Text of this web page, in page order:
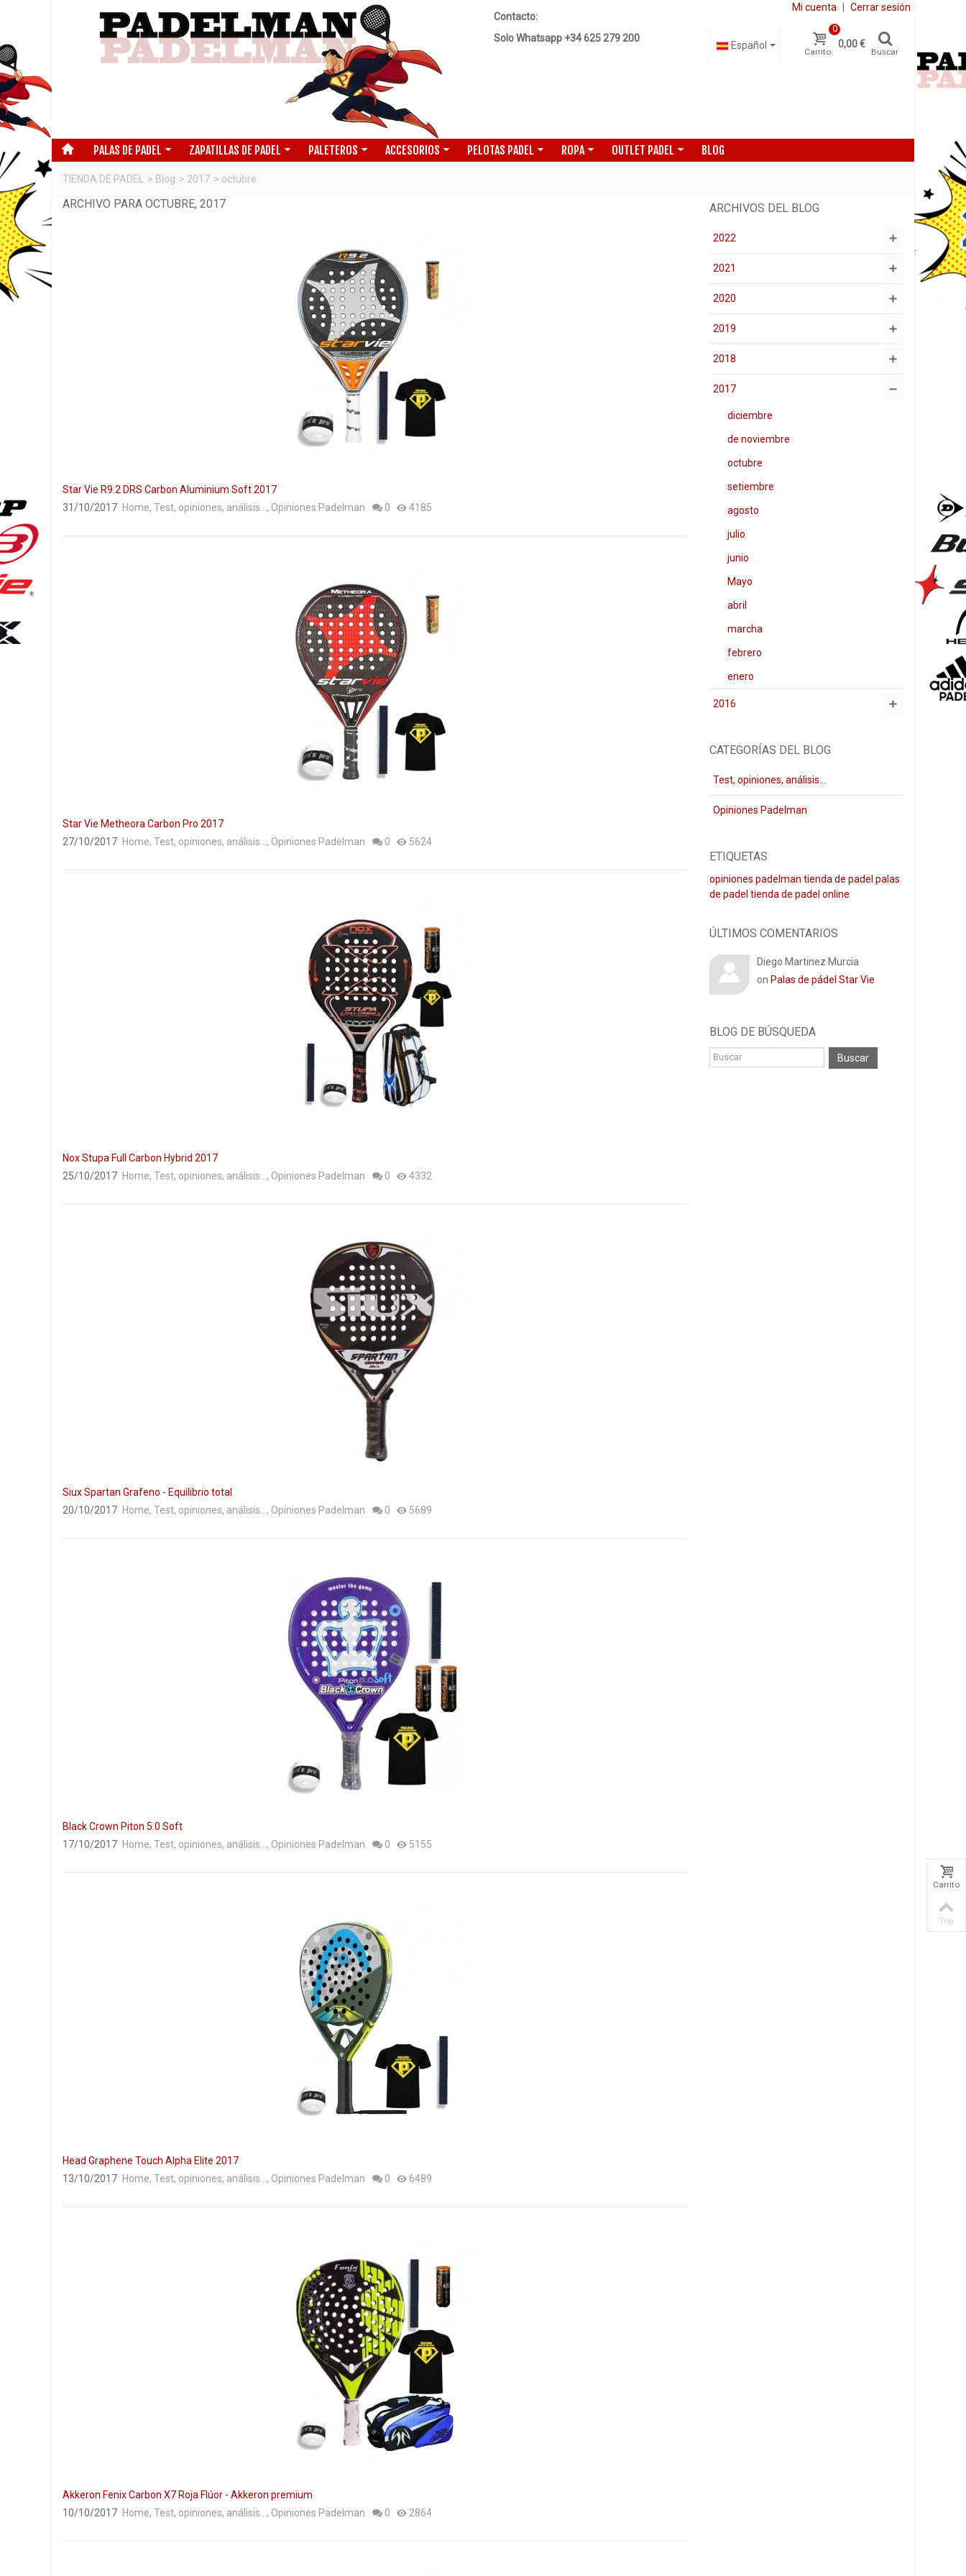
Contacto:
Solo Whatsapp +34 625 279 200
Mi cuenta Cerrar sesión
Carrito:
0
0,00 €
Buscar
Español
PALAS DE PADEL ZAPATILLAS DE PADEL PALETEROS ACCESORIOS PELOTAS PADEL ROPA OUTLET PADEL BLOG
TIENDA DE PADEL > Blog > 2017 > octubre
ARCHIVO PARA OCTUBRE, 2017
Star Vie R9.2 DRS Carbon Aluminium Soft 2017
31/10/2017 Home, Test, opiniones, análisis... , Opiniones Padelman 0 4185
Star Vie Metheora Carbon Pro 2017
27/10/2017 Home, Test, opiniones, análisis... , Opiniones Padelman 0 5624
Nox Stupa Full Carbon Hybrid 2017
25/10/2017 Home, Test, opiniones, análisis... , Opiniones Padelman 0 4332
Siux Spartan Grafeno - Equilibrio total
20/10/2017 Home, Test, opiniones, análisis... , Opiniones Padelman 0 5689
Black Crown Piton 5.0 Soft
17/10/2017 Home, Test, opiniones, análisis... , Opiniones Padelman 0 5155
Head Graphene Touch Alpha Elite 2017
13/10/2017 Home, Test, opiniones, análisis... , Opiniones Padelman 0 6489
Akkeron Fenix Carbon X7 Roja Flúor - Akkeron premium
10/10/2017 Home, Test, opiniones, análisis... , Opiniones Padelman 0 2864
ARCHIVOS DEL BLOG
2022
2021
2020
2019
2018
2017
diciembre
de noviembre
octubre
setiembre
agosto
julio
junio
Mayo
abril
marcha
febrero
enero
2016
CATEGORÍAS DEL BLOG
Test, opiniones, análisis...
Opiniones Padelman
ETIQUETAS
opiniones padelman tienda de padel palas
de padel tienda de padel online
ÚLTIMOS COMENTARIOS
Diego Martinez Murcia
on Palas de pádel Star Vie
BLOG DE ​​BÚSQUEDA
Buscar
Carrito
Top